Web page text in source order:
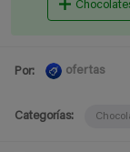
Por: ofertas
Categorías: